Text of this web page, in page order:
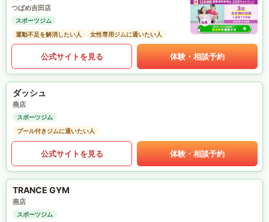
つばめ吉田店
スポーツジム
運動不足を解消したい人
女性専用ジムに通いたい人
公式サイトを見る 体験・相談予約
ダッシュ
燕店
スポーツジム
プール付きジムに通いたい人
公式サイトを見る 体験・相談予約
TRANCE GYM
燕店
スポーツジム